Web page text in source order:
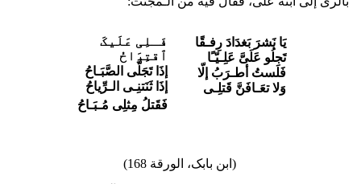
یَا نَشرَ بَغدَادَ رِفـقًا
تَجلُو عَلَیَّ عَلِـیّـًا
فَلَستُ أطـرَبُ إلّا
وَلا تعَـافَنَّ قَتلِـی
فَـلِی عَلَیکَ
ﭐقتِرَاحُ
إذَا تَجَلَّی الصَّبَـاحُ
إذَا ثَنَتنِـی الـرِّیاحُ
فَقَتلُ مِثلِی مُـبَـاحُ
(ابن بابک، الورقة 168)